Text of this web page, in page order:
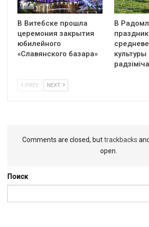
В Витебске прошла
церемония закрытия
юбилейного
«Славянского базара»
В
праздник
культуры
PREV NEXT
Comments are closed, buttrackbacks
open.
Поиск